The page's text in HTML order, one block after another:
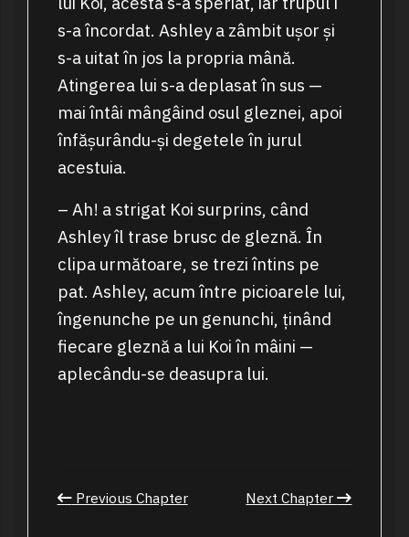
s-a încordat. Ashley a zâmbit ușor și
s-a uitat în jos la propria mână.
Atingerea lui s-a deplasat în sus —
mai întâi mângâind osul gleznei, apoi
înfășurându-și degetele în jurul
acestuia.
– Ah! a strigat Koi surprins, când
Ashley îl trase brusc de gleznă. În
clipa următoare, se trezi întins pe
pat. Ashley, acum între picioarele lui,
îngenunche pe un genunchi, ținând
fiecare gleznă a lui Koi în mâini —
aplecându-se deasupra lui.
Previous Chapter Next Chapter